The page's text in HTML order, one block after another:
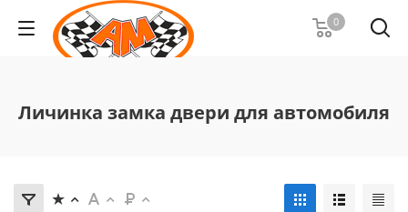
0
Личинка замка двери для автомобиля